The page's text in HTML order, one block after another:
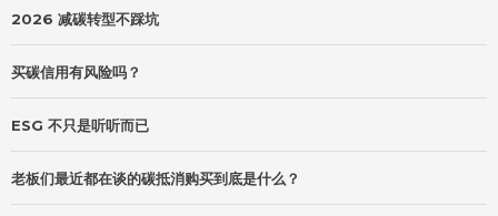
2026 减碳转型不踩坑
买碳信用有风险吗？
ESG 不只是听听而已
老板们最近都在谈的碳抵消购买到底是什么？